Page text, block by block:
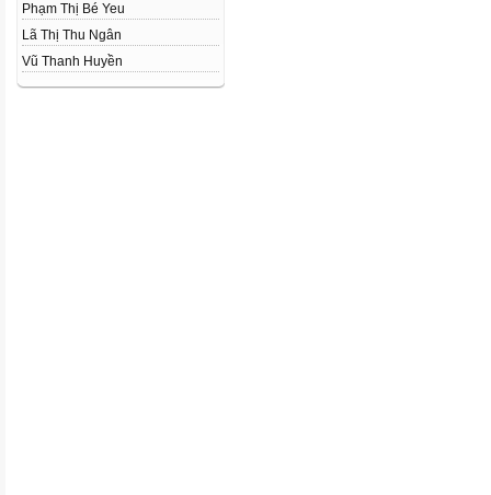
Phạm Thị Bé Yeu
Lã Thị Thu Ngân
Vũ Thanh Huyền